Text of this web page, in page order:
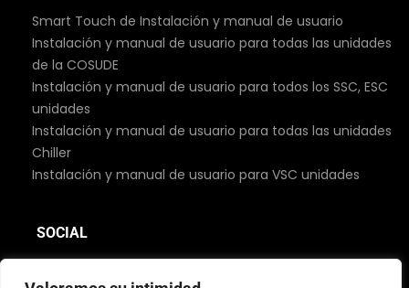
Smart Touch de Instalación y manual de usuario
Instalación y manual de usuario para todas las unidades
de la COSUDE
Instalación y manual de usuario para todos los SSC, ESC
unidades
Instalación y manual de usuario para todas las unidades
Chiller
Instalación y manual de usuario para VSC unidades
SOCIAL